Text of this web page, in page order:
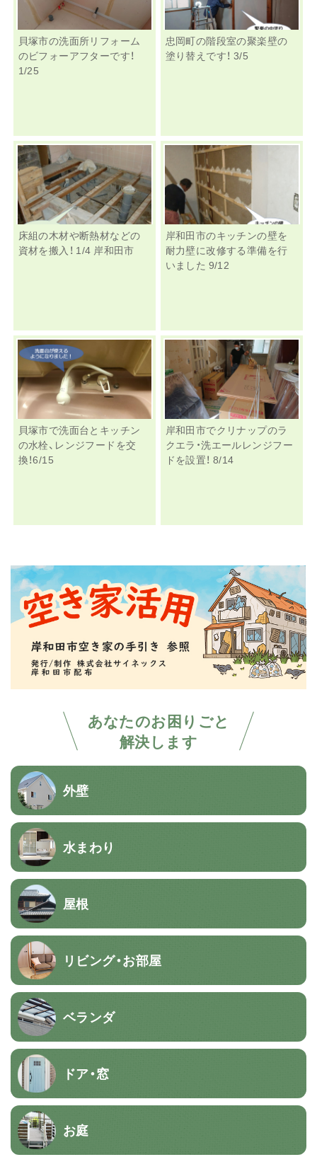
あなたのお困りごと
解決します
外壁
水まわり
屋根
リビング・お部屋
ベランダ
ドア・窓
お庭
貝塚市の洗面所リフォーム
のビフォーアフターです！
1/25
忠岡町の階段室の聚楽壁の
塗り替えです！ 3/5
床組の木材や断熱材などの
資材を搬入！ 1/4 岸和田市
岸和田市のキッチンの壁を
耐力壁に改修する準備を行
いました 9/12
貝塚市で洗面台とキッチン
の水栓、レンジフードを交
換！6/15
岸和田市でクリナップのラ
クエラ・洗エールレンジフー
ドを設置！ 8/14